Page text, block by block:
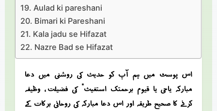
Aulad ki pareshani
Bimari ki Pareshani
Kala jadu se Hifazat
Nazre Bad se Hifazat
اس پوسٹ میں ہم آپ کو حدیث کی روشنی میں دعا
مبارکہ “یاحی یا قیوم برحمتک استغیث” کی فضیلت ، وظیفہ
کرنے کا صحیح طریقہ اور اس دعا مبارکہ کی روحانی برکات کے